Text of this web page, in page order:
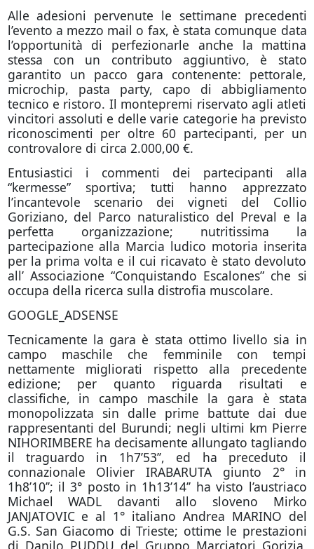
Alle adesioni pervenute le settimane precedenti
l’evento a mezzo mail o fax, è stata comunque data
l’opportunità di perfezionarle anche la mattina
stessa con un contributo aggiuntivo, è stato
garantito un pacco gara contenente: pettorale,
microchip, pasta party, capo di abbigliamento
tecnico e ristoro. Il montepremi riservato agli atleti
vincitori assoluti e delle varie categorie ha previsto
riconoscimenti per oltre 60 partecipanti, per un
controvalore di circa 2.000,00 €.
Entusiastici i commenti dei partecipanti alla
“kermesse” sportiva; tutti hanno apprezzato
l’incantevole scenario dei vigneti del Collio
Goriziano, del Parco naturalistico del Preval e la
perfetta organizzazione; nutritissima la
partecipazione alla Marcia ludico motoria inserita
per la prima volta e il cui ricavato è stato devoluto
all’ Associazione “Conquistando Escalones” che si
occupa della ricerca sulla distrofia muscolare.
GOOGLE_ADSENSE
Tecnicamente la gara è stata ottimo livello sia in
campo maschile che femminile con tempi
nettamente migliorati rispetto alla precedente
edizione; per quanto riguarda risultati e
classifiche, in campo maschile la gara è stata
monopolizzata sin dalle prime battute dai due
rappresentanti del Burundi; negli ultimi km Pierre
NIHORIMBERE ha decisamente allungato tagliando
il traguardo in 1h7’53’’, ed ha preceduto il
connazionale Olivier IRABARUTA giunto 2° in
1h8’10’’; il 3° posto in 1h13’14’’ ha visto l’austriaco
Michael WADL davanti allo sloveno Mirko
JANJATOVIC e al 1° italiano Andrea MARINO del
G.S. San Giacomo di Trieste; ottime le prestazioni
di Danilo PUDDU del Gruppo Marciatori Gorizia,